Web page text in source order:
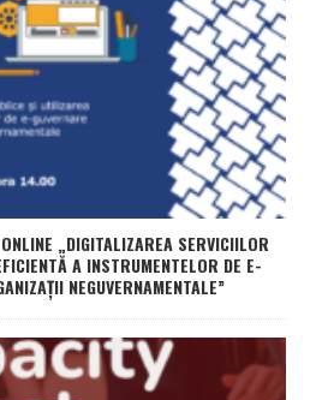
„DIGITALIZAREA SERVICIILOR
A INSTRUMENTELOR DE E-
NEGUVERNAMENTALE”